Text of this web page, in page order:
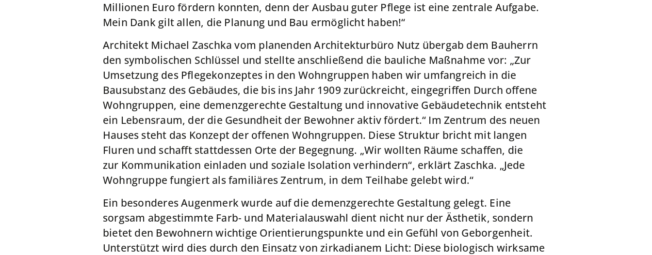
Millionen Euro fördern konnten, denn der Ausbau guter Pflege ist eine zentrale Aufgabe.
Mein Dank gilt allen, die Planung und Bau ermöglicht haben!“
Architekt Michael Zaschka vom planenden Architekturbüro Nutz übergab dem Bauherrn
den symbolischen Schlüssel und stellte anschließend die bauliche Maßnahme vor: „Zur
Umsetzung des Pflegekonzeptes in den Wohngruppen haben wir umfangreich in die
Bausubstanz des Gebäudes, die bis ins Jahr 1909 zurückreicht, eingegriffen Durch offene
Wohngruppen, eine demenzgerechte Gestaltung und innovative Gebäudetechnik entsteht
ein Lebensraum, der die Gesundheit der Bewohner aktiv fördert.“ Im Zentrum des neuen
Hauses steht das Konzept der offenen Wohngruppen. Diese Struktur bricht mit langen
Fluren und schafft stattdessen Orte der Begegnung. „Wir wollten Räume schaffen, die
zur Kommunikation einladen und soziale Isolation verhindern“, erklärt Zaschka. „Jede
Wohngruppe fungiert als familiäres Zentrum, in dem Teilhabe gelebt wird.“
Ein besonderes Augenmerk wurde auf die demenzgerechte Gestaltung gelegt. Eine
sorgsam abgestimmte Farb- und Materialauswahl dient nicht nur der Ästhetik, sondern
bietet den Bewohnern wichtige Orientierungspunkte und ein Gefühl von Geborgenheit.
Unterstützt wird dies durch den Einsatz von zirkadianem Licht: Diese biologisch wirksame